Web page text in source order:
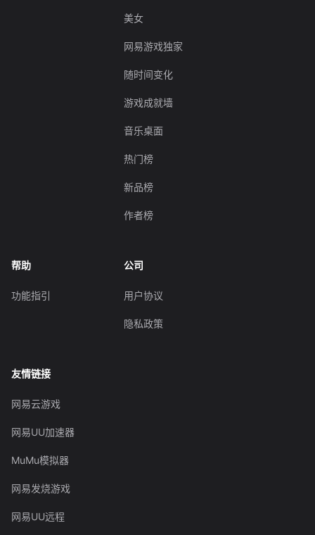
美女
网易游戏独家
随时间变化
游戏成就墙
音乐桌面
热门榜
新品榜
作者榜
帮助
功能指引
公司
用户协议
隐私政策
友情链接
网易云游戏
网易UU加速器
MuMu模拟器
网易发烧游戏
网易UU远程